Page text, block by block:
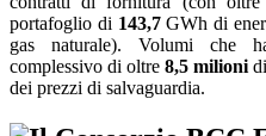
portafoglio di 143,7GWh di
gas naturale). Volumi che
complessivo di oltre 8,5 milioni
dei prezzi di salvaguardia.